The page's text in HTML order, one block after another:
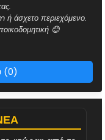
ή άσχετο περιεχόμενο.
😊
(0)